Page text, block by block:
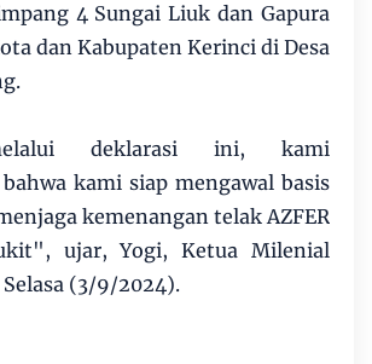
4 Sungai Liuk dan Gapura
dan Kabupaten Kerinci di Desa
deklarasi ini, kami
kami siap mengawal basis
kemenangan telak AZFER
ujar, Yogi, Ketua Milenial
(3/9/2024).